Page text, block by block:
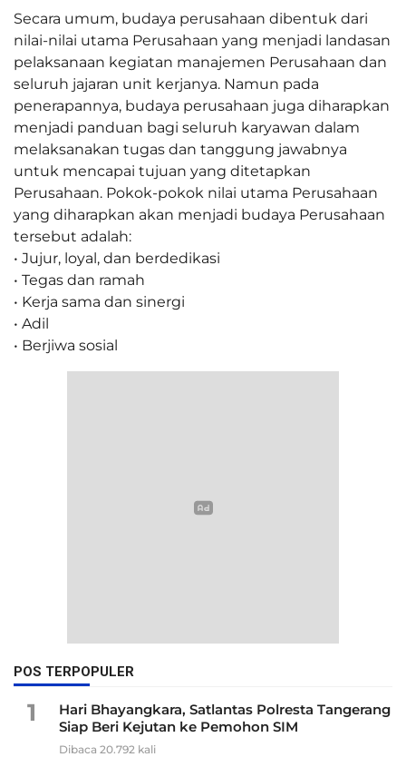
Secara umum, budaya perusahaan dibentuk dari
nilai-nilai utama Perusahaan yang menjadi landasan
pelaksanaan kegiatan manajemen Perusahaan dan
seluruh jajaran unit kerjanya. Namun pada
penerapannya, budaya perusahaan juga diharapkan
menjadi panduan bagi seluruh karyawan dalam
melaksanakan tugas dan tanggung jawabnya
untuk mencapai tujuan yang ditetapkan
Perusahaan. Pokok-pokok nilai utama Perusahaan
yang diharapkan akan menjadi budaya Perusahaan
tersebut adalah:
• Jujur, loyal, dan berdedikasi
• Tegas dan ramah
• Kerja sama dan sinergi
• Adil
• Berjiwa sosial
POS TERPOPULER
1
Hari Bhayangkara, Satlantas Polresta Tangerang
Siap Beri Kejutan ke Pemohon SIM
Dibaca 20.792 kali